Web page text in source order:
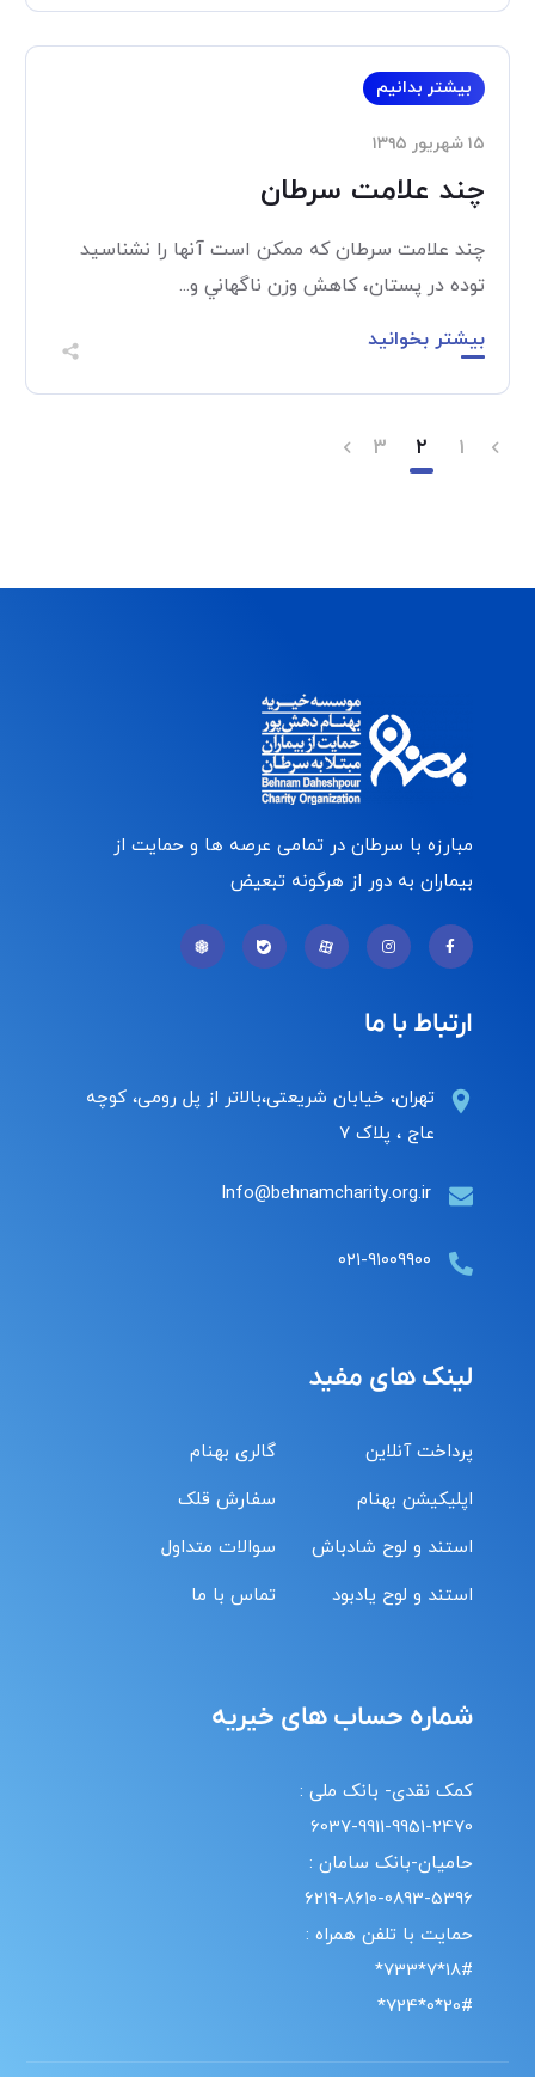
بیشتر بدانیم
۱۵ شهریور ۱۳۹۵
چند علامت سرطان
چند علامت سرطان که ممکن است آنها را نشناسید
توده در پستان، کاهش وزن ناگهاني و...
بیشتر بخوانید
۱ ۲ ۳
مبارزه با سرطان در تمامی عرصه ها و حمایت از
بیماران به دور از هرگونه تبعیض
ارتباط با ما
تهران، خیابان شریعتی،بالاتر از پل رومی، کوچه
عاج ، پلاک ۷
Info@behnamcharity.org.ir
۰۲۱-۹۱۰۰۹۹۰۰
لینک های مفید
پرداخت آنلاین
اپلیکیشن بهنام
استند و لوح شادباش
استند و لوح یادبود
گالری بهنام
سفارش قلک
سوالات متداول
تماس با ما
شماره حساب های خیریه
کمک نقدی- بانک ملی :
6037-9911-9951-2470
حامیان-بانک سامان :
6219-8610-0893-5396
حمایت با تلفن همراه :
18#*7*733*
20#*0*724*